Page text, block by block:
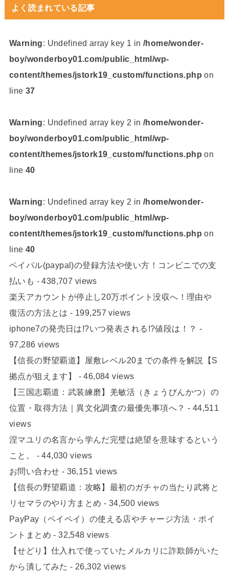
よく読まれている記事
Warning: Undefined array key 1 in /home/wonder-
boy/wonderboy01.com/public_html/wp-
content/themes/jstork19_custom/functions.php on
line 37
Warning: Undefined array key 2 in /home/wonder-
boy/wonderboy01.com/public_html/wp-
content/themes/jstork19_custom/functions.php on
line 40
Warning: Undefined array key 2 in /home/wonder-
boy/wonderboy01.com/public_html/wp-
content/themes/jstork19_custom/functions.php on
line 40
ペイパル(paypal)の登録方法や使い方！コンビニでの支
払いも - 438,707 views
楽天アカウントが停止し20万ポイント没収へ！理由や
復活の方法とは - 199,257 views
iphone7の発売日は!?いつ発表される!?値段は！？ -
97,286 views
【信長の野望覇道】屋敷レベル20までの条件を解説【S
拠点が狙えます】
- 46,084 views
【三国志覇道：武装練磨】羌敏活（きょうびんかつ）の
位置・取得方法｜異文化調査の最優先事項へ？ - 44,511
views
涅マユリの名言から学んだ完璧は絶望を意味するという
こと。
- 44,030 views
お問い合わせ - 36,151 views
【信長の野望覇道：攻略】最初のガチャの当たり武将と
リセマラのやり方まとめ - 34,500 views
PayPay（ペイペイ）の使える店やチャージ方法・ポイ
ントまとめ - 32,548 views
【せどり】仕入れで使っていたメルカリに詐欺師がいた
から潰してみた - 26,302 views